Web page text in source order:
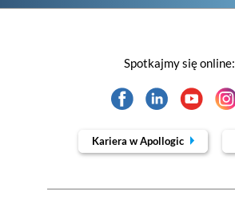
Spotkajmy się online:
Kariera w Apollogic